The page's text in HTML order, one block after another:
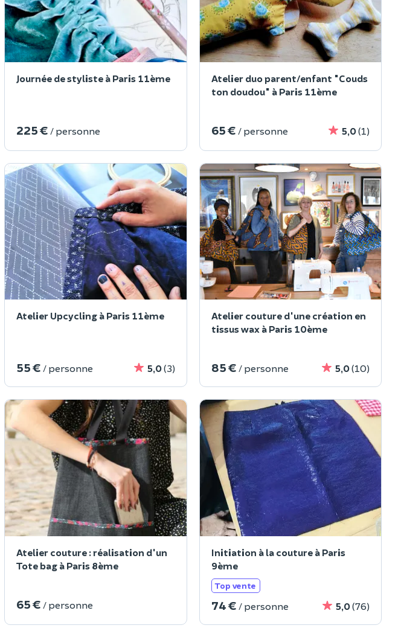
Journée de styliste à Paris 11ème
225 € / personne
Atelier duo parent/enfant "Couds
ton doudou" à Paris 11ème
65 € / personne 5,0(1)
Atelier Upcycling à Paris 11ème
55 € / personne 5,0(3)
Atelier couture d'une création en
tissus wax à Paris 10ème
85 € / personne 5,0(10)
Atelier couture : réalisation d'un
Tote bag à Paris 8ème
65 € / personne
Initiation à la couture à Paris
9ème
Top vente
74 € / personne 5,0(76)